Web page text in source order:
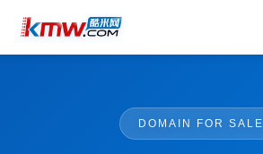
DOMAIN FOR SALE